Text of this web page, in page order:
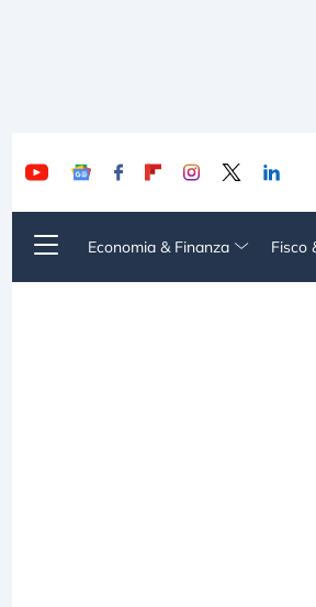
Economia & Finanza Fisco